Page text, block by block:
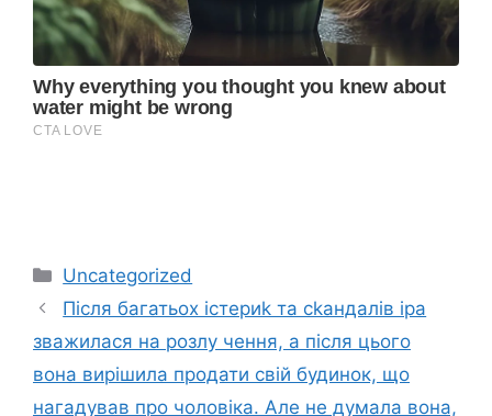
Categories
Uncategorized
Після багатьох істериk та сkандалів іра
зважилася на розлу чення, а після цього
вона вирішила продати свій будинок, що
нагадував про чоловіка. Але не думала вона,